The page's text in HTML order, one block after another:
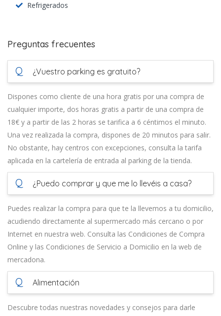
Refrigerados
Preguntas frecuentes
Q ¿Vuestro parking es gratuito?
Dispones como cliente de una hora gratis por una compra de
cualquier importe, dos horas gratis a partir de una compra de
18€ y a partir de las 2 horas se tarifica a 6 céntimos el minuto.
Una vez realizada la compra, dispones de 20 minutos para salir.
No obstante, hay centros con excepciones, consulta la tarifa
aplicada en la cartelería de entrada al parking de la tienda.
Q ¿Puedo comprar y que me lo llevéis a casa?
Puedes realizar la compra para que te la llevemos a tu domicilio,
acudiendo directamente al supermercado más cercano o por
Internet en nuestra web. Consulta las Condiciones de Compra
Online y las Condiciones de Servicio a Domicilio en la web de
mercadona.
Q Alimentación
Descubre todas nuestras novedades y consejos para darle